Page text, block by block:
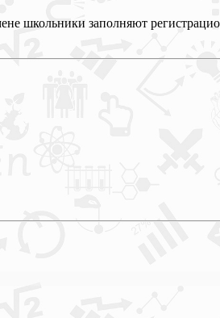
школьники заполняют